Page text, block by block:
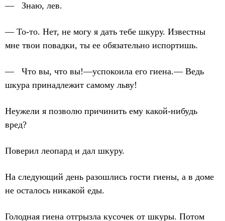
— Знаю, лев.
— То-то. Нет, не могу я дать тебе шкуру. Известны
мне твои повадки, ты ее обязательно испортишь.
— Что вы, что вы!—успокоила его гиена.— Ведь
шкура принадлежит самому льву!
Неужели я позволю причинить ему какой-нибудь
вред?
Поверил леопард и дал шкуру.
На следующий день разошлись гости гиены, а в доме
не осталось никакой еды.
Голодная гиена отгрызла кусочек от шкуры. Потом